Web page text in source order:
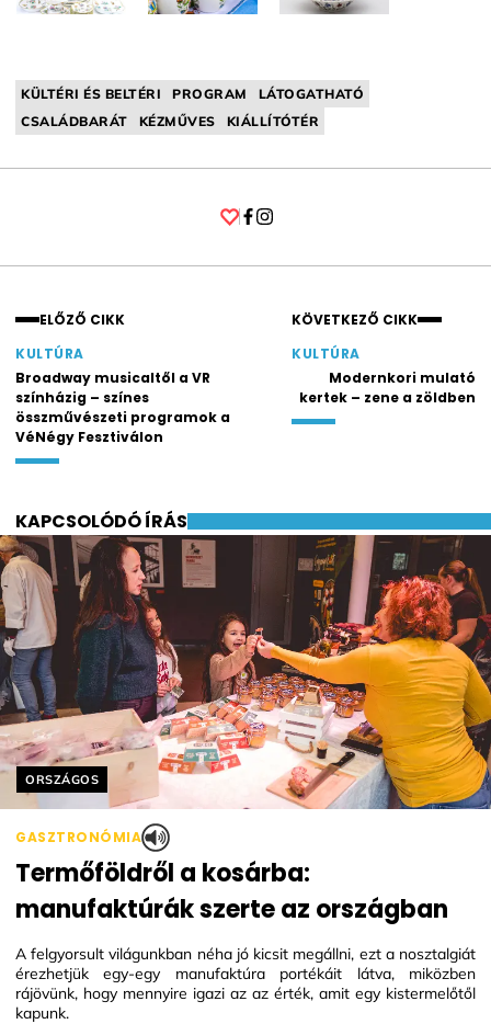
KÜLTÉRI ÉS BELTÉRI PROGRAM
LÁTOGATHATÓ
CSALÁDBARÁT
KÉZMŰVES KIÁLLÍTÓTÉR
ELŐZŐ CIKK
KULTÚRA
Broadway musicaltől a VR
színházig – színes
összművészeti programok a
VéNégy Fesztiválon
KÖVETKEZŐ CIKK
KULTÚRA
Modernkori mulató
kertek – zene a zöldben
KAPCSOLÓDÓ ÍRÁS
Helyszín címkék:
ORSZÁGOS
GASZTRONÓMIA
Termőföldről a kosárba:
manufaktúrák szerte az országban
A felgyorsult világunkban néha jó kicsit megállni, ezt a nosztalgiát
érezhetjük egy-egy manufaktúra portékáit látva, miközben
rájövünk, hogy mennyire igazi az az érték, amit egy kistermelőtől
kapunk.